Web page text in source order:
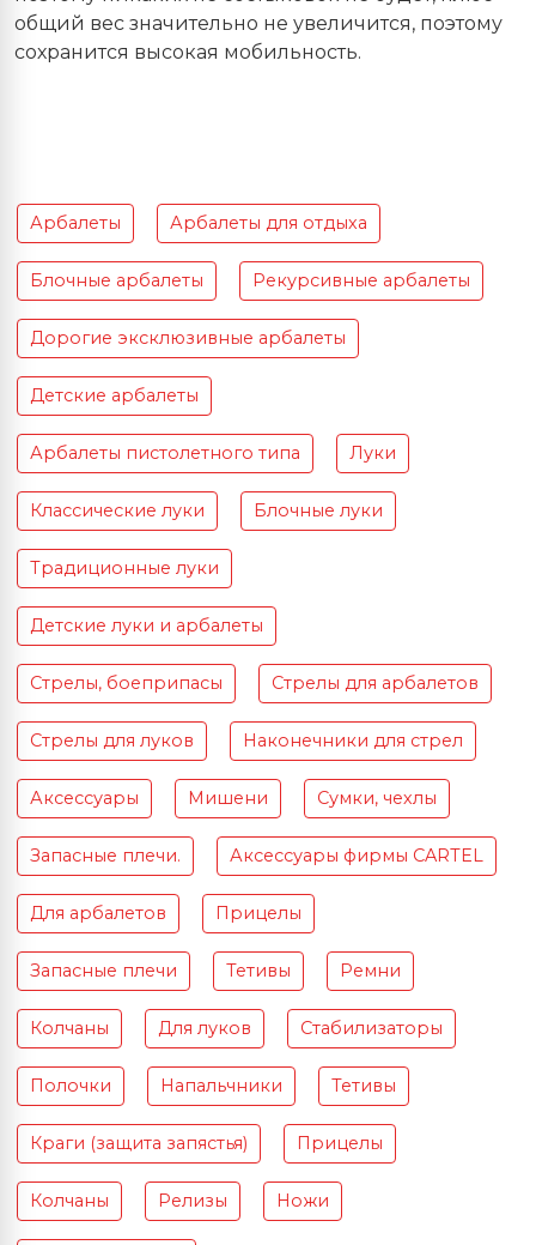
общий вес значительно не увеличится, поэтому
сохранится высокая мобильность.
Арбалеты Арбалеты для отдыха
Блочные арбалеты Рекурсивные арбалеты
Дорогие эксклюзивные арбалеты
Детские арбалеты
Арбалеты пистолетного типа Луки
Классические луки Блочные луки
Традиционные луки
Детские луки и арбалеты
Стрелы, боеприпасы Стрелы для арбалетов
Стрелы для луков Наконечники для стрел
Аксессуары Мишени Сумки, чехлы
Запасные плечи. Аксессуары фирмы CARTEL
Для арбалетов Прицелы
Запасные плечи Тетивы Ремни
Колчаны Для луков Стабилизаторы
Полочки Напальчники Тетивы
Краги (защита запястья) Прицелы
Колчаны Релизы Ножи